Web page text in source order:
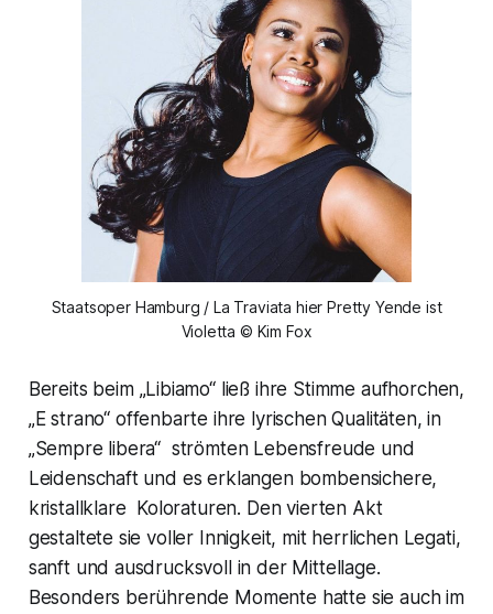
Staatsoper Hamburg / La Traviata hier Pretty Yende ist
Violetta © Kim Fox
Bereits beim„Libiamo“ließ ihre Stimme aufhorchen,
„E strano“ offenbarte ihre lyrischen Qualitäten, in
„Sempre libera“ strömten Lebensfreude und
Leidenschaft und es erklangen bombensichere,
kristallklare Koloraturen. Den vierten Akt
gestaltete sie voller Innigkeit, mit herrlichen Legati,
sanft und ausdrucksvoll in der Mittellage.
Besonders berührende Momente hatte sie auch im